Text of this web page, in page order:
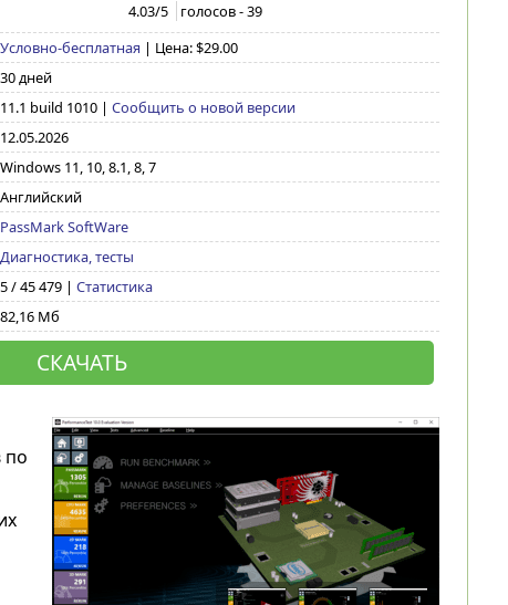
4.03/5 голосов -39
Условно-бесплатная | Цена: $29.00
30 дней
11.1 build 1010| Сообщить о новой версии
12.05.2026
Windows 11, 10, 8.1, 8, 7
Английский
PassMark SoftWare
Диагностика, тесты
5 / 45 479 | Статистика
82,16 Мб
СКАЧАТЬ
по